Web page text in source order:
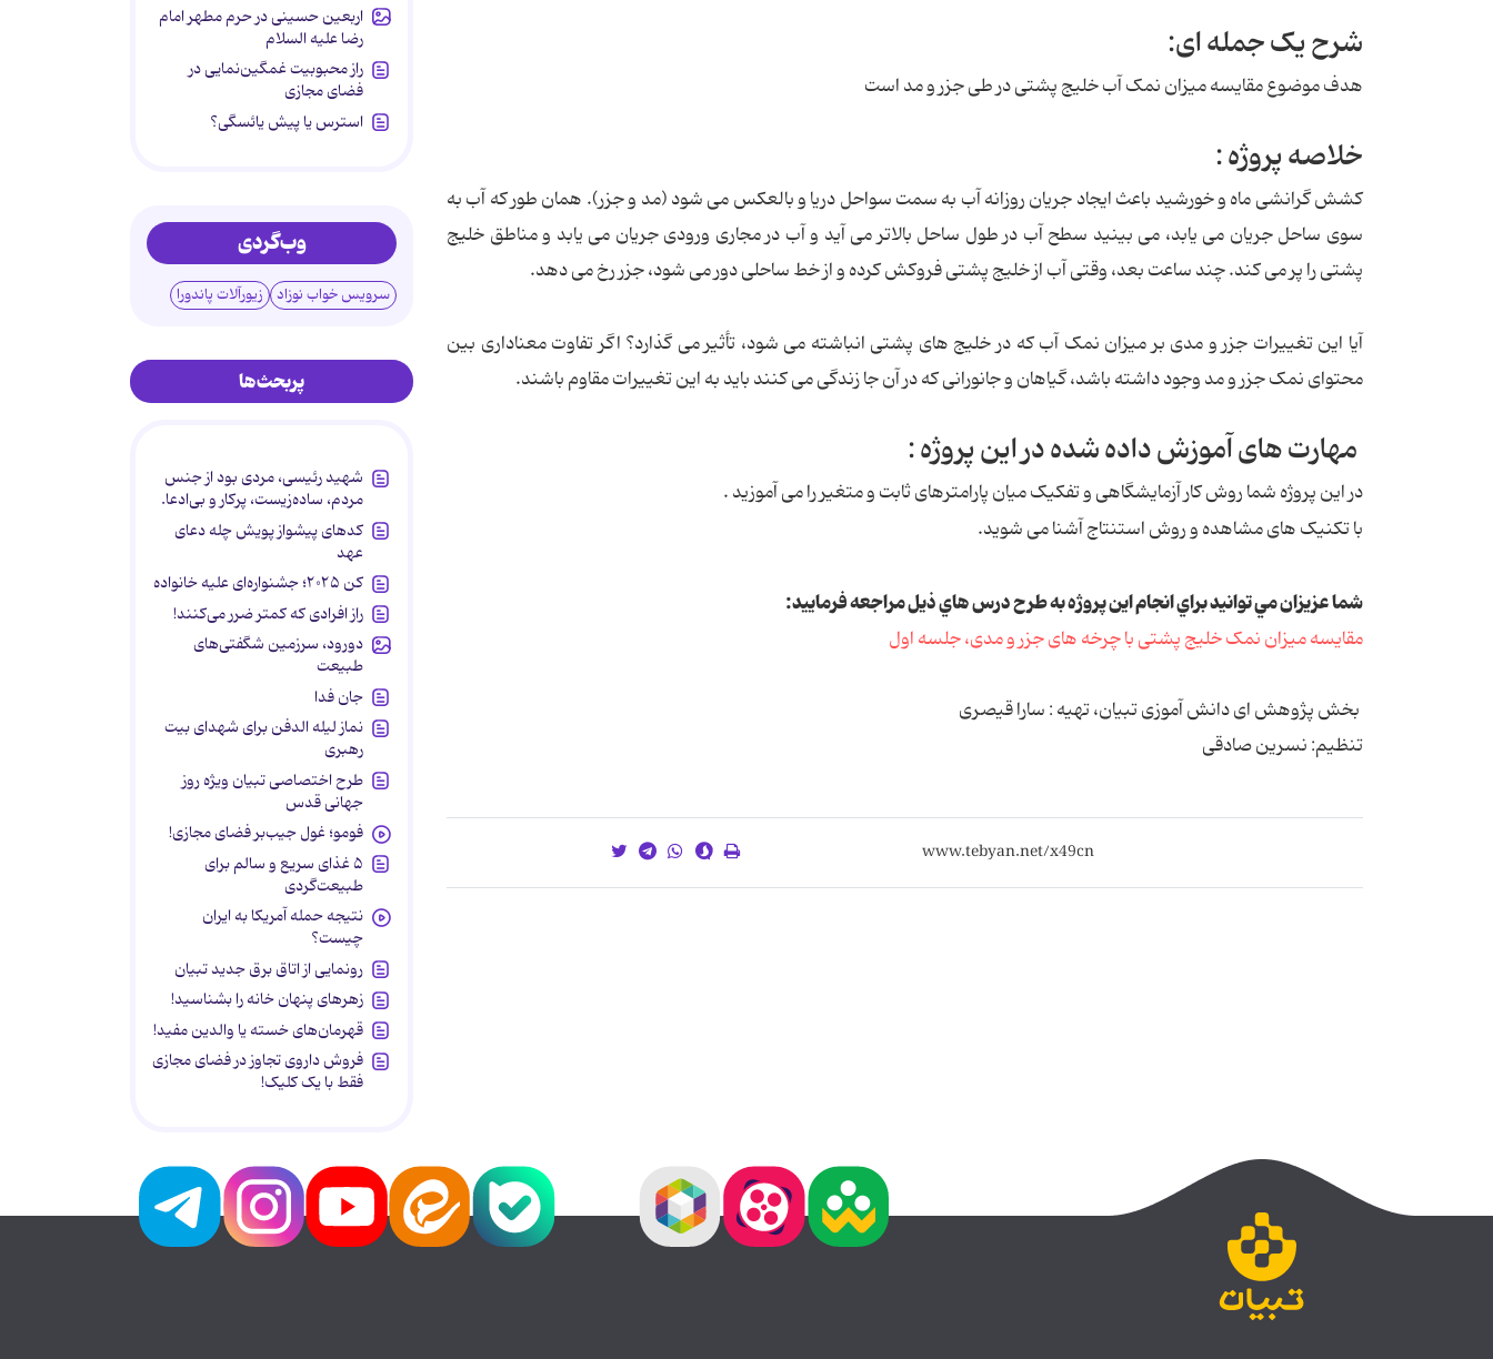
شرح یک جمله ای:
هدف موضوع مقایسه میزان نمک آب خلیج پشتی در طی جزر و مد است
خلاصه پروژه :
کشش گرانشی ماه و خورشید باعث ایجاد جریان روزانه آب به سمت سواحل دریا و بالعکس می شود (مد و جزر). همان طور که آب به
سوی ساحل جریان می یابد، می بینید سطح آب در طول ساحل بالاتر می آید و آب در مجاری ورودی جریان می یابد و مناطق خلیج
پشتی را پر می کند. چند ساعت بعد، وقتی آب از خلیج پشتی فروکش کرده و از خط ساحلی دور می شود، جزر رخ می دهد.
آیا این تغییرات جزر و مدی بر میزان نمک آب که در خلیج های پشتی انباشته می شود، تأثیر می گذارد؟ اگر تفاوت معناداری بین
محتوای نمک جزر و مد وجود داشته باشد، گیاهان و جانورانی که در آن جا زندگی می کنند باید به این تغییرات مقاوم باشند.
مهارت های آموزش داده شده در این پروژه :
در این پروژه شما روش کار آزمایشگاهی و تفکیک میان پارامترهای ثابت و متغیر را می آموزید .
با تکنیک های مشاهده و روش استنتاج آشنا می شوید.
شما عزيزان مي توانيد براي انجام اين پروژه به طرح درس هاي ذيل مراجعه فرماييد:
مقایسه میزان نمک خلیج پشتی با چرخه های جزر و مدی، جلسه اول
بخش پژوهش ای دانش آموزی تبیان، تهیه : سارا قیصری
تنظیم: نسرین صادقی
اربعین حسینی در حرم مطهر امام
رضا علیه السلام
راز محبوبیت غمگین‌نمایی در
فضای مجازی
استرس یا پیش یائسگی؟
وب‌گردی
سرویس خواب نوزاد زیورآلات پاندورا
پربحث‌ها
شهید رئیسی، مردی بود از جنس
مردم، ساده‌زیست، پرکار و بی‌ادعا.
کدهای پیشواز پویش چله دعای
عهد
کن ۲۰۲۵؛ جشنواره‌ای علیه خانواده
راز افرادی که کمتر ضرر می‌کنند!
دورود، سرزمین شگفتی‌های
طبیعت
جان فدا
نماز لیله الدفن برای شهدای بیت
رهبری
طرح اختصاصی تبیان ویژه روز
جهانی قدس
فومو؛ غول جیب‌بر فضای مجازی!
۵ غذای سریع و سالم برای
طبیعت‌گردی
نتیجه حمله آمریکا به ایران
چیست؟
رونمایی از اتاق برق جدید تبیان
زهرهای پنهان خانه را بشناسید!
قهرمان‌های خسته یا والدین مفید!
فروش داروی تجاوز در فضای مجازی
فقط با یک کلیک!